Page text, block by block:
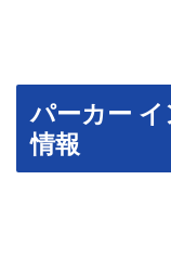
パーカー
情報